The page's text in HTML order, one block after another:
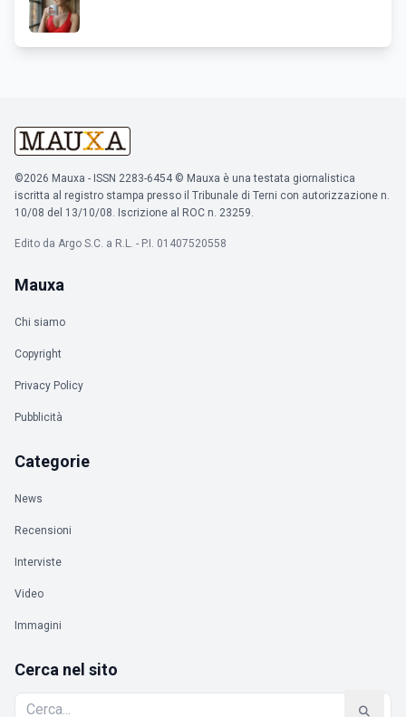
©2026 Mauxa - ISSN 2283-6454 © Mauxa è una testata giornalistica
iscritta al registro stampa presso il Tribunale di Terni con autorizzazione n.
10/08 del 13/10/08. Iscrizione al ROC n. 23259.
Edito da Argo S.C. a R.L. - P.I. 01407520558
Mauxa
Chi siamo
Copyright
Privacy Policy
Pubblicità
Categorie
News
Recensioni
Interviste
Video
Immagini
Cerca nel sito